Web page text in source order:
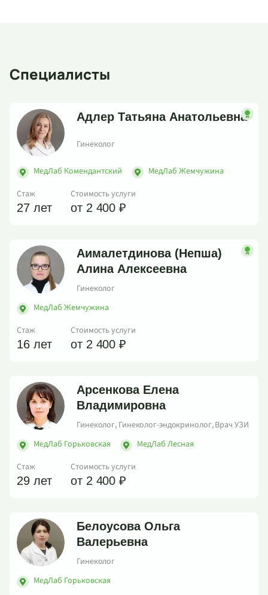
Специалисты
Адлер Татьяна Анатольевна
Гинеколог
МедЛаб Комендантский
МедЛаб Жемчужина
Стаж
27 лет
Стоимость услуги
от 2 400 ₽
Аималетдинова (Непша)
Алина Алексеевна
Гинеколог
МедЛаб Жемчужина
Стаж
16 лет
Стоимость услуги
от 2 400 ₽
Арсенкова Елена
Владимировна
Гинеколог, Гинеколог-эндокринолог, Врач УЗИ
МедЛаб Горьковская
МедЛаб Лесная
Стаж
29 лет
Стоимость услуги
от 2 400 ₽
Белоусова Ольга
Валерьевна
Гинеколог
МедЛаб Горьковская